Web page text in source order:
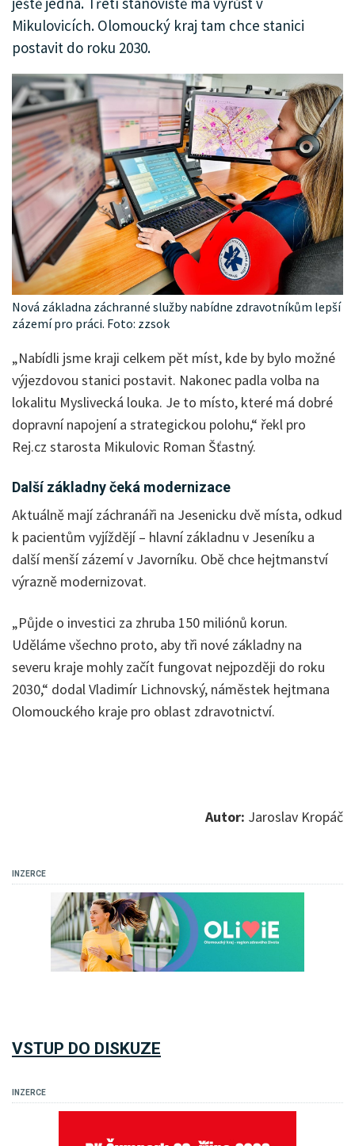
MENU
ARCHIV
KATALOG FIREM
Mikulovicích. Olomoucký kraj tam chce stanici
postavit do roku 2030.
Nová základna záchranné služby nabídne zdravotníkům lepší
zázemí pro práci. Foto: zzsok
„Nabídli jsme kraji celkem pět míst, kde by bylo možné
výjezdovou stanici postavit. Nakonec padla volba na
lokalitu Myslivecká louka. Je to místo, které má dobré
dopravní napojení a strategickou polohu,“ řekl pro
Rej.cz starosta Mikulovic Roman Šťastný.
Další základny čeká modernizace
Aktuálně mají záchranáři na Jesenicku dvě místa, odkud
k pacientům vyjíždějí – hlavní základnu v Jeseníku a
další menší zázemí v Javorníku. Obě chce hejtmanství
výrazně modernizovat.
„Půjde o investici za zhruba 150 miliónů korun.
Uděláme všechno proto, aby tři nové základny na
severu kraje mohly začít fungovat nejpozději do roku
2030,“ dodal Vladimír Lichnovský, náměstek hejtmana
Olomouckého kraje pro oblast zdravotnictví.
Autor: Jaroslav Kropáč
INZERCE
VSTUP DO DISKUZE
INZERCE